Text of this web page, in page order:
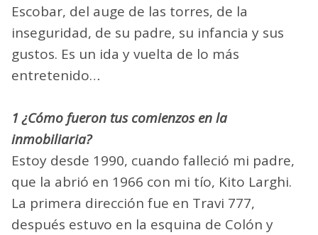
Escobar, del auge de las torres, de la
inseguridad, de su padre, su infancia y sus
gustos. Es un ida y vuelta de lo más
entretenido…
1 ¿Cómo fueron tus comienzos en la
inmobiliaria?
Estoy desde 1990, cuando falleció mi padre,
que la abrió en 1966 con mi tío, Kito Larghi.
La primera dirección fue en Travi 777,
después estuvo en la esquina de Colón y